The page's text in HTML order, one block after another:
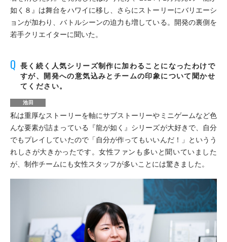
如く８』は舞台をハワイに移し、さらにストーリーにバリエーシ
ョンが加わり、バトルシーンの迫力も増している。開発の裏側を
若手クリエイターに聞いた。
長く続く人気シリーズ制作に加わることになったわけで
すが、開発への意気込みとチームの印象について聞かせ
てください。
池田
私は重厚なストーリーを軸にサブストーリーやミニゲームなど色
んな要素が詰まっている『龍が如く』シリーズが大好きで、自分
でもプレイしていたので「自分が作ってもいいんだ！」というう
れしさが大きかったです。女性ファンも多いと聞いていました
が、制作チームにも女性スタッフが多いことには驚きました。